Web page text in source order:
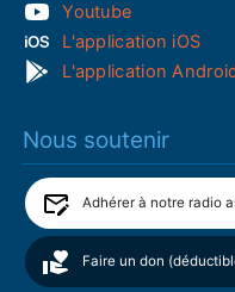
Youtube
L'application iOS
L'application
Nous soutenir
Adhérer à notre radio
Faire un don